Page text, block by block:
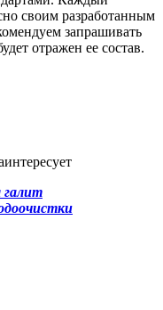
своим разработанным
запрашивать
отражен ее состав.
галит